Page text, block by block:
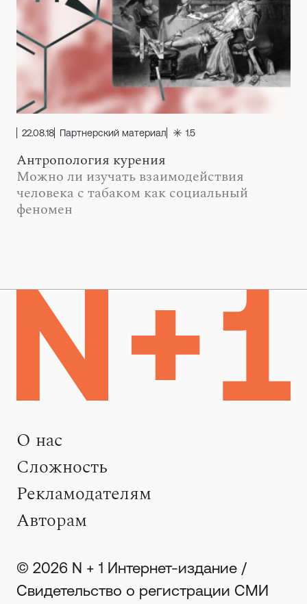
22.08.18 Партнерский материал 1.5
Антропология курения
Можно ли изучать взаимодействия
человека с табаком как социальный
феномен
О нас
Сложность
Рекламодателям
Авторам
© 2026 N + 1 Интернет-издание /
Свидетельство о регистрации СМИ